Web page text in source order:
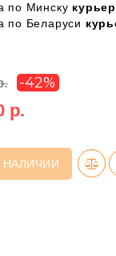
по Минску
по Беларуси
-42%
р.
НАЛИЧИИ